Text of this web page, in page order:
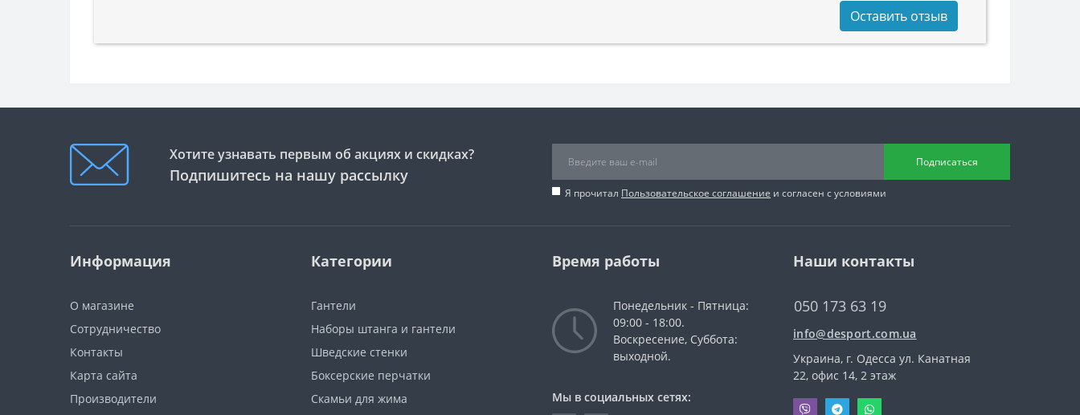
Оставить отзыв
Хотите узнавать первым об акциях и скидках?
Подпишитесь на нашу рассылку
Подписаться
Я прочитал Пользовательское соглашение и согласен с условиями
Информация
О магазине
Сотрудничество
Контакты
Карта сайта
Производители
Категории
Гантели
Наборы штанга и гантели
Шведские стенки
Боксерские перчатки
Скамьи для жима
Время работы
Понедельник - Пятница:
09:00 - 18:00.
Воскресение, Суббота:
выходной.
Мы в социальных сетях:
Наши контакты
050 173 63 19
info@desport.com.ua
Украина, г. Одесса ул. Канатная
22, офис 14, 2 этаж